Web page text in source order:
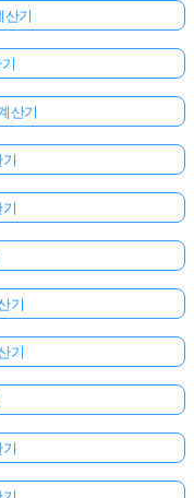
산기
산기
기
기